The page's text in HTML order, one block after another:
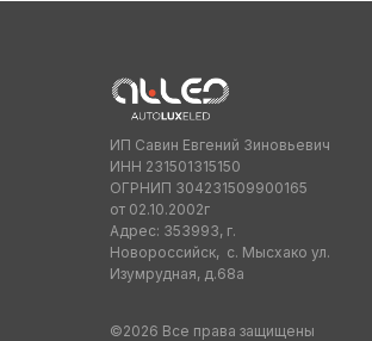
ИП Савин Евгений Зиновьевич
ИНН 231501315150
ОГРНИП 304231509900165
от 02.10.2002г
Адрес: 353993, г.
Новороссийск, с. Мысхако ул.
Изумрудная, д.68а
©2026 Все права защищены